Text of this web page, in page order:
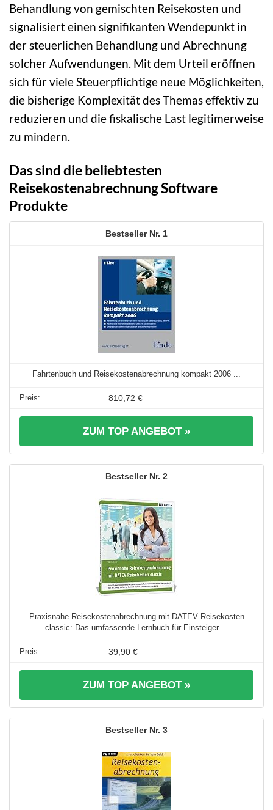
Behandlung von gemischten Reisekosten und
signalisiert einen signifikanten Wendepunkt in
der steuerlichen Behandlung und Abrechnung
solcher Aufwendungen. Mit dem Urteil eröffnen
sich für viele Steuerpflichtige neue Möglichkeiten,
die bisherige Komplexität des Themas effektiv zu
reduzieren und die fiskalische Last legitimerweise
zu mindern.
Das sind die beliebtesten
Reisekostenabrechnung Software
Produkte
1
Fahrtenbuch und Reisekostenabrechnung kompakt 2006 ...
810,72 €
ZUM TOP ANGEBOT »
2
Praxisnahe Reisekostenabrechnung mit DATEV Reisekosten
classic: Das umfassende Lernbuch für Einsteiger ...
39,90 €
ZUM TOP ANGEBOT »
3